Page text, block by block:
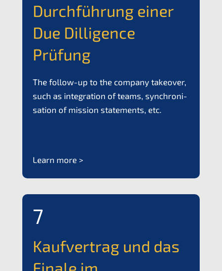
Durch­füh­rung einer
Due Dilli­gence
Prüfung
The follow-up to the compa­ny takeover,
such as integra­ti­on of teams, synchro­ni­
sa­ti­on of missi­on state­ments, etc.
Learn more >
7
Kaufver­trag und das